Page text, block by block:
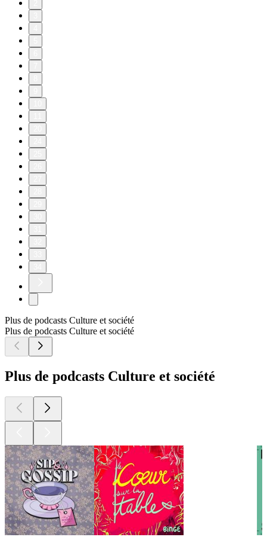
Plus de podcasts Culture et société
Plus de podcasts Culture et société
Plus de podcasts Culture et société